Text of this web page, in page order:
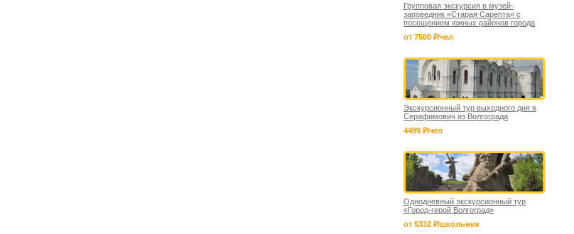
Групповая экскурсия в музей-
заповедник «Старая Сарепта» с
посещением южных районов города
от 7500 ₽/чел
Экскурсионный тур выходного дня в
Серафимович из Волгограда
4499 ₽/чел
Однодневный экскурсионный тур
«Город-герой Волгоград»
от 5332 ₽/школьник